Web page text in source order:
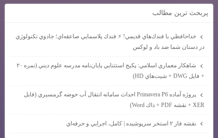
پربحث ترين مطالب
خداحافظي با فندك‌هاي قديمي! ⚡ فندك پلاسمايي صاعقه‌اي؛ جادوي تكنولوژي
در دستان شما ضد باد و لوكس
شاهكار معماري اسلامي: پكيج استثنايي پايان‌نامه مدرسه علوم ديني (نمره ۲۰
+ فايل DWG + شيت‌هاي HD)
پروژه آماده Primavera P6 احداث سامانه انتقال آب حوضه گرمسيري (فايل
XER + نقشه PDF + داك Word)
نقشه فاز ۲ استخر سرپوشيده | كامل، اجرايي و حرفه‌اي